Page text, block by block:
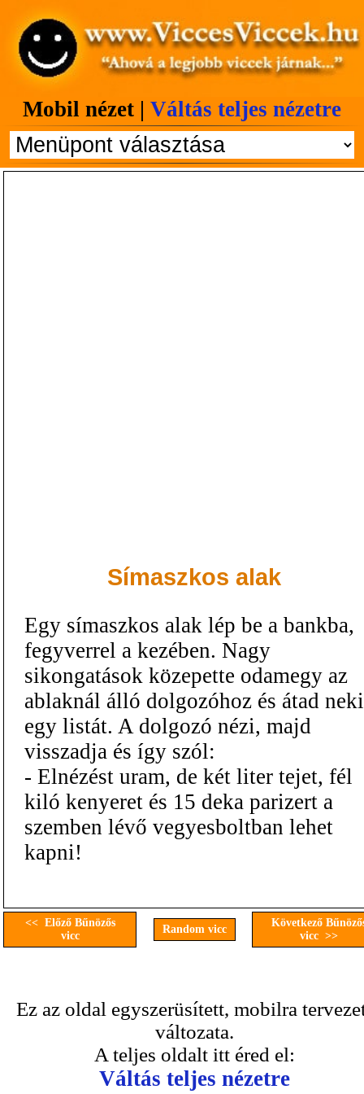
Mobil nézet | Váltás teljes nézetre
Símaszkos alak
Egy símaszkos alak lép be a bankba,
fegyverrel a kezében. Nagy
sikongatások közepette odamegy az
ablaknál álló dolgozóhoz és átad neki
egy listát. A dolgozó nézi, majd
visszadja és így szól:
- Elnézést uram, de két liter tejet, fél
kiló kenyeret és 15 deka parizert a
szemben lévő vegyesboltban lehet
kapni!
<< Előző Bűnözős
vicc
Random vicc
Következő
vicc >>
Ez az oldal egyszerüsített, mobilra
változata.
A teljes oldalt itt éred el:
Váltás teljes nézetre